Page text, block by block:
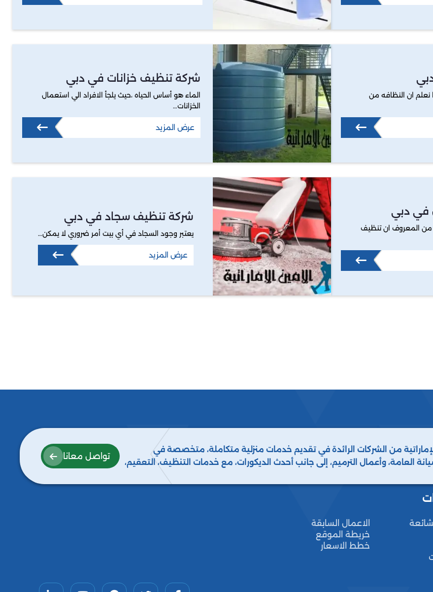
ان النظافه من
شركة تنظيف خزانات في دبي
الماء هو أساس الحياه ،حيث يلجأ الافراد الي استعمال
الخزانات…
عرض المزيد
في دبي
المعروف ان تنظيف
شركة تنظيف سجاد في دبي
يعتبر وجود السجاد في أي بيت أمر ضروري لا يمكن…
عرض المزيد
من الشركات الرائدة في تقديم خدمات منزلية متكاملة، متخصصة في
العامة، وأعمال الترميم، إلى جانب أحدث الديكورات، مع خدمات التنظيف، التعقيم،
تواصل معانا
الاعمال السابقة
خريطة الموقع
خطط الاسعار